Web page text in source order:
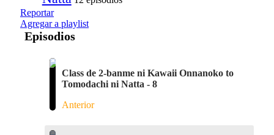
Reportar
Agregar a playlist
Episodios
Class de 2-banme ni Kawaii Onnanoko to
Tomodachi ni Natta - 8
Anterior